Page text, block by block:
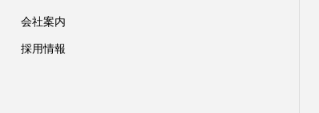
会社案内
採用情報